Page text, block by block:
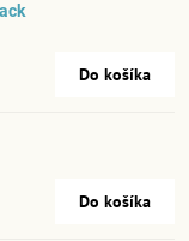
Do košíka
Do košíka